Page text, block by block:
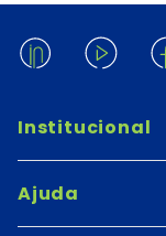
Institucional
Ajuda